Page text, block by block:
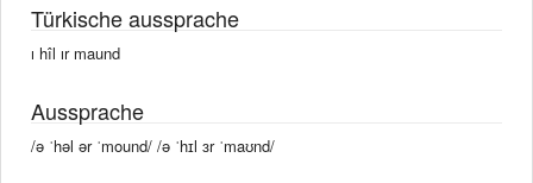
Türkische aussprache
ı hîl ır maund
Aussprache
/ə ˈhəl ər ˈmound/ /ə ˈhɪl ɜr ˈmaʊnd/